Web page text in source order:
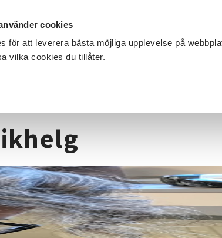
cookies
för att leverera bästa möjliga upplevelse på
vilka cookies du tillåter.
DIG SOM SÖK KURSER OCH EVENEMANG
evenemang